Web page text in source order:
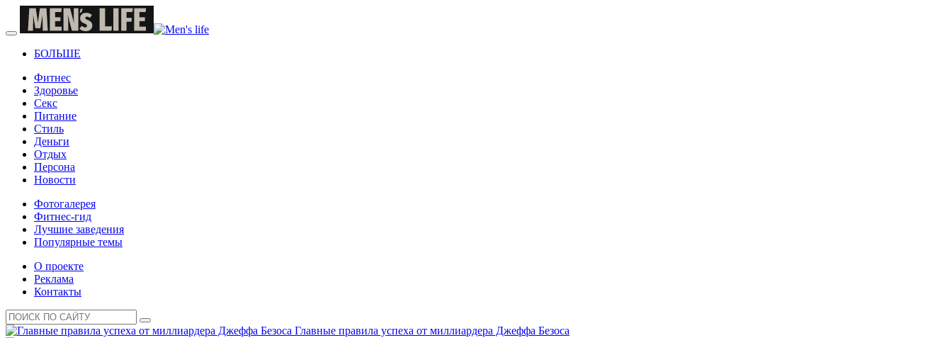
БОЛЬШЕ
Фитнес
Здоровье
Секс
Питание
Стиль
Деньги
Отдых
Персона
Новости
Фотогалерея
Фитнес-гид
Лучшие заведения
Популярные темы
О проекте
Реклама
Контакты
Главные правила успеха от миллиардера Джеффа Безоса